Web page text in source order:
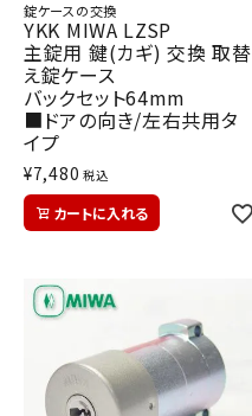
錠ケースの交換
YKK MIWA LZSP
主錠用 鍵(カギ) 交換 取替
え錠ケース
バックセット64mm
■ドアの向き/左右共用タ
イプ
¥7,480 税込
カートに入れる